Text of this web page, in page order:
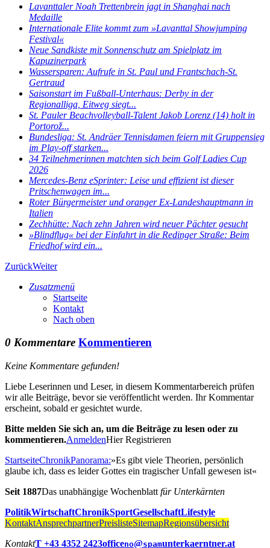
Lavanttaler Noah Trettenbrein jagt in Shanghai nach
Medaille
Internationale Elite kommt zum »Lavanttal Showjumping
Festival«
Neue Sandkiste mit Sonnenschutz am Spielplatz im
Kapuzinerpark
Wassersparen: Aufrufe in St. Paul und Frantschach-St.
Gertraud
Saisonstart im Fußball-Unterhaus: Derby in der
Regionalliga, Eitweg siegt...
St. Pauler Beachvolleyball-Talent Jakob Lorenz (14) holt in
Portorož...
Bundesliga: St. Andräer Tennisdamen feiern mit Gruppensieg
im Play-off starken...
34 Teilnehmerinnen matchten sich beim Golf Ladies Cup
2026
Mercedes-Benz eSprinter: Leise und effizient ist dieser
Pritschenwagen im...
Roter Bürgermeister und oranger Ex-Landeshauptmann in
Italien
Zechhütte: Nach zehn Jahren wird neuer Pächter gesucht
»Blindflug« bei der Einfahrt in die Redinger Straße: Beim
Friedhof wird ein...
ZurückWeiter
Zusatzmenü
Startseite
Kontakt
Nach oben
0 Kommentare Kommentieren
Keine Kommentare gefunden!
Liebe Leserinnen und Leser, in diesem Kommentarbereich prüfen
wir alle Beiträge, bevor sie veröffentlicht werden. Ihr Kommentar
erscheint, sobald er gesichtet wurde.
Bitte melden Sie sich an, um die Beiträge zu lesen oder zu
kommentieren.AnmeldenHier Registrieren
StartseiteChronikPanorama:»Es gibt viele Theorien, persönlich
glaube ich, dass es leider Gottes ein tragischer Unfall gewesen ist«
Seit 1887Das unabhängige Wochenblatt für Unterkärnten
PolitikWirtschaftChronikSportGesellschaftLifestyle
KontaktAnsprechpartnerPreislisteSitemapRegionsübersicht
KontaktT +43 4352 2423officeno@spamunterkaerntner.at